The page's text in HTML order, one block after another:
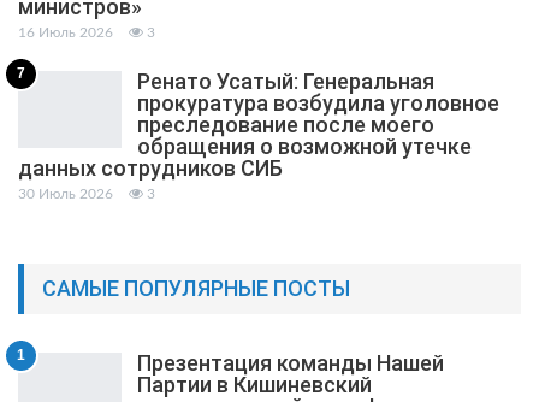
министров»
16 Июль 2026 3
7
Ренато Усатый: Генеральная
прокуратура возбудила уголовное
преследование после моего
обращения о возможной утечке
данных сотрудников СИБ
30 Июль 2026 3
САМЫЕ ПОПУЛЯРНЫЕ ПОСТЫ
1
Презентация команды Нашей
Партии в Кишиневский